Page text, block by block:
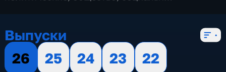
Выпуски
26
25 24 23
22